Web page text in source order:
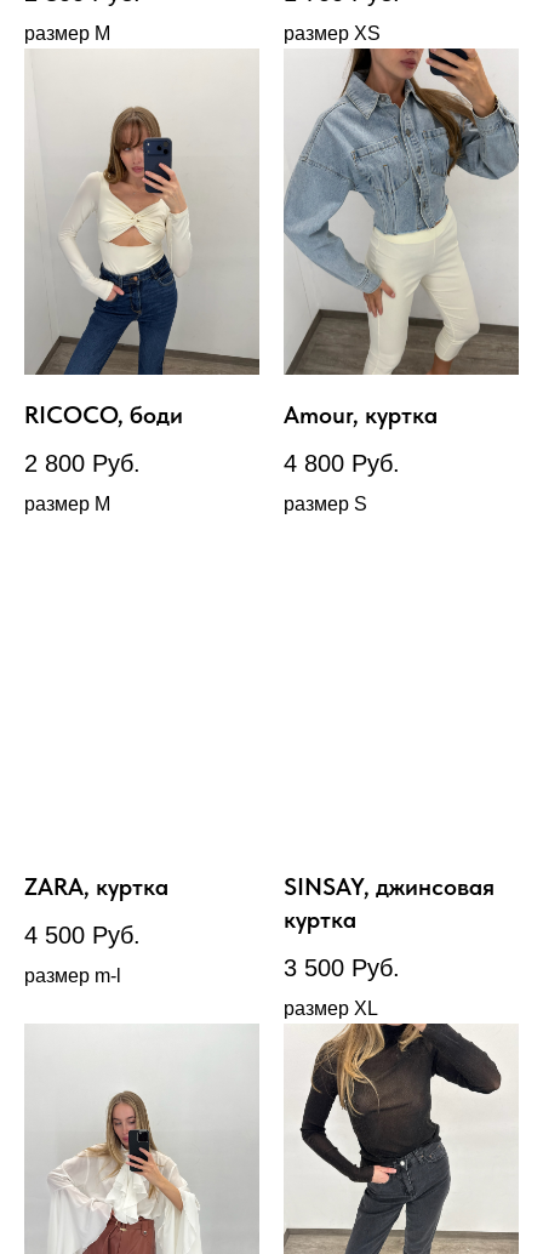
размер М размер XS
RICOCO, боди
2 800 Руб.
размер М
Amour, куртка
4 800 Руб.
размер S
ZARA, куртка
4 500 Руб.
размер m-l
SINSAY, джинсовая
куртка
3 500 Руб.
размер XL